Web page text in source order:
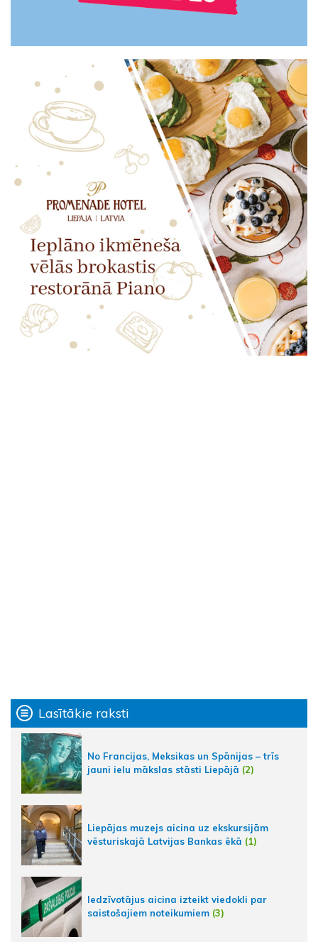
Lasītākie raksti
No Francijas, Meksikas un Spānijas – trīs
jauni ielu mākslas stāsti Liepājā (2)
Liepājas muzejs aicina uz ekskursijām
vēsturiskajā Latvijas Bankas ēkā (1)
Iedzīvotājus aicina izteikt viedokli par
saistošajiem noteikumiem (3)